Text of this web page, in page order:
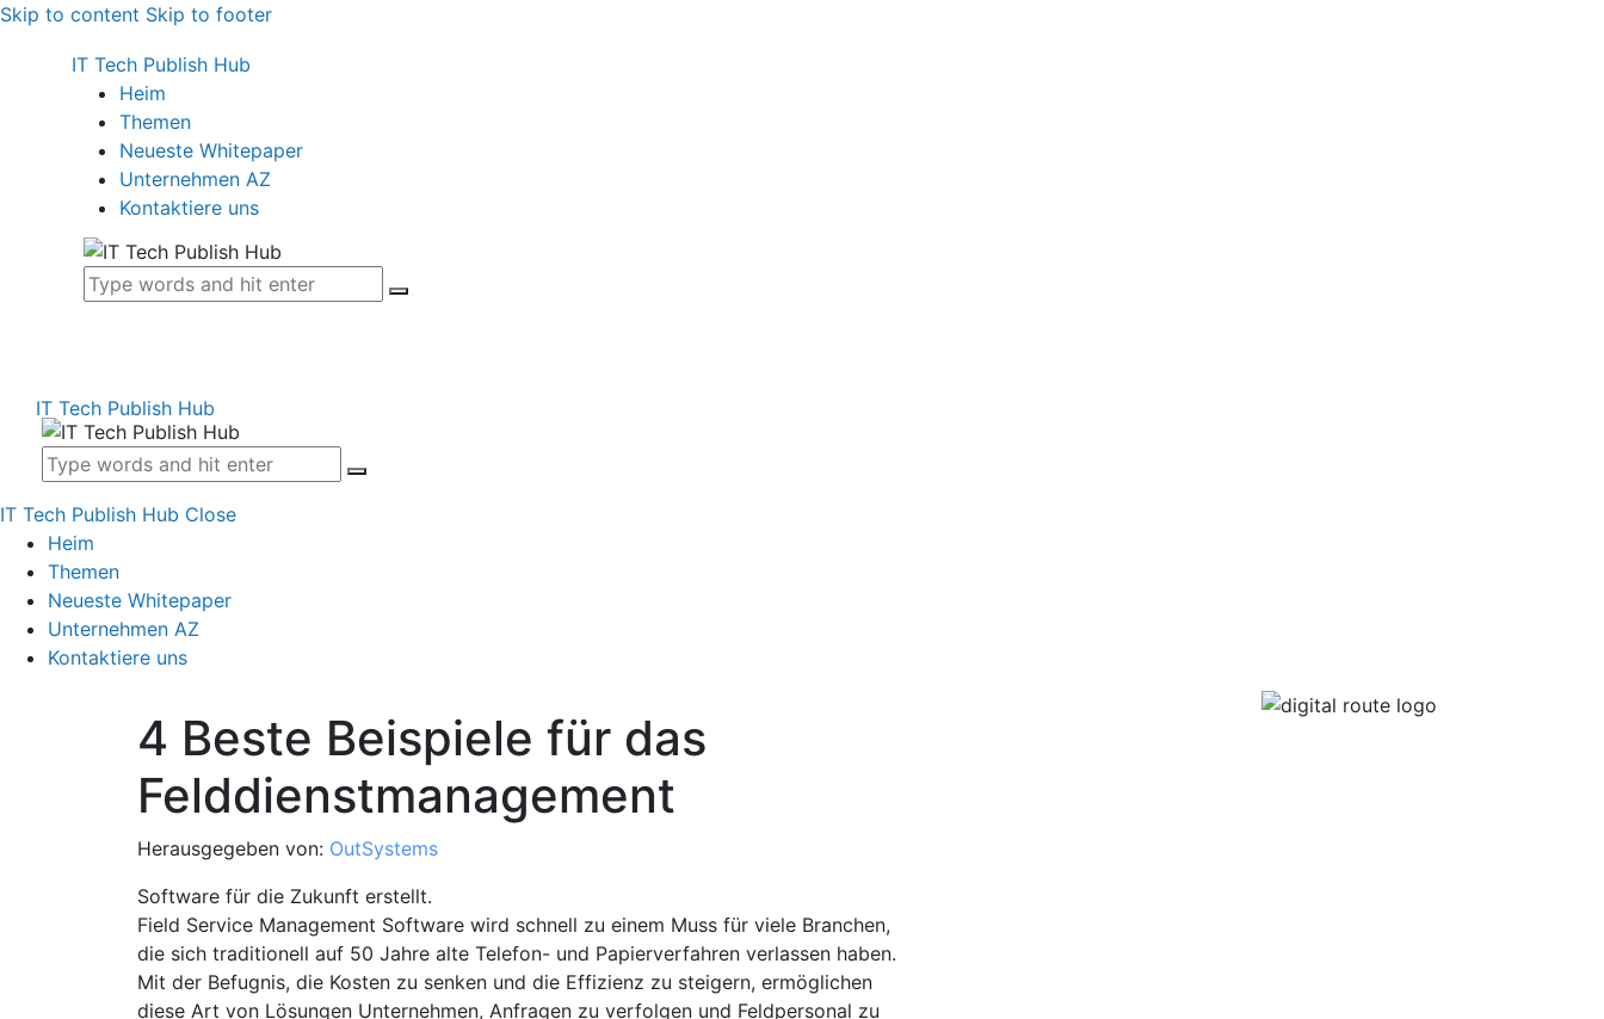
Skip to content Skip to footer
IT Tech Publish Hub
Heim
Themen
Neueste Whitepaper
Unternehmen AZ
Kontaktiere uns
IT Tech Publish Hub
IT Tech Publish Hub Close
Heim
Themen
Neueste Whitepaper
Unternehmen AZ
Kontaktiere uns
4 Beste Beispiele für das
Felddienstmanagement
Herausgegeben von: OutSystems
Software für die Zukunft erstellt.
Field Service Management Software wird schnell zu einem Muss für viele Branchen,
die sich traditionell auf 50 Jahre alte Telefon- und Papierverfahren verlassen haben.
Mit der Befugnis, die Kosten zu senken und die Effizienz zu steigern, ermöglichen
diese Art von Lösungen Unternehmen, Anfragen zu verfolgen und Feldpersonal zu